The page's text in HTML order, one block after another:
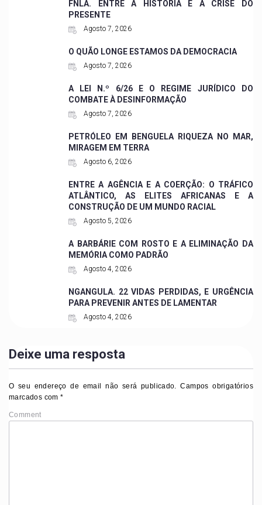
FNLA. ENTRE A HISTÓRIA E A CRISE DO
PRESENTE
Agosto 7, 2026
O QUÃO LONGE ESTAMOS DA DEMOCRACIA
Agosto 7, 2026
A LEI N.º 6/26 E O REGIME JURÍDICO DO
COMBATE À DESINFORMAÇÃO
Agosto 7, 2026
PETRÓLEO EM BENGUELA RIQUEZA NO MAR,
MIRAGEM EM TERRA
Agosto 6, 2026
ENTRE A AGÊNCIA E A COERÇÃO: O TRÁFICO
ATLÂNTICO, AS ELITES AFRICANAS E A
CONSTRUÇÃO DE UM MUNDO RACIAL
Agosto 5, 2026
A BARBÁRIE COM ROSTO E A ELIMINAÇÃO DA
MEMÓRIA COMO PADRÃO
Agosto 4, 2026
NGANGULA. 22 VIDAS PERDIDAS, E URGÊNCIA
PARA PREVENIR ANTES DE LAMENTAR
Agosto 4, 2026
Deixe uma resposta
O seu endereço de email não será publicado. Campos obrigatórios
marcados com*
Comment